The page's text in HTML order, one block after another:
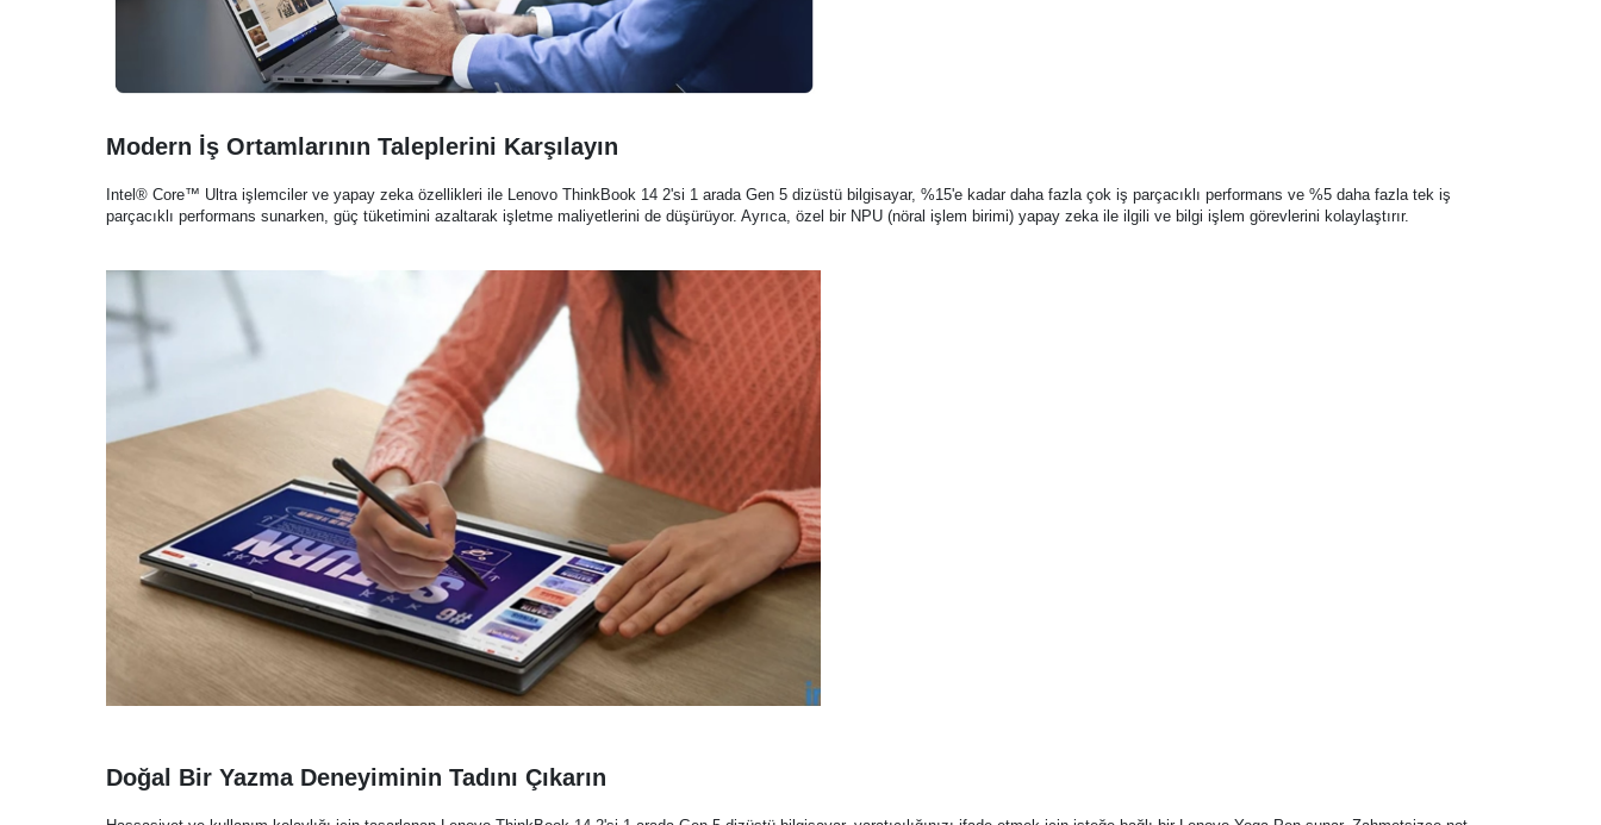
Modern İş Ortamlarının Taleplerini Karşılayın
Intel® Core™ Ultra işlemciler ve yapay zeka özellikleri ile Lenovo ThinkBook 14 2'si 1 arada Gen 5 dizüstü bilgisayar, %15'e kadar daha fazla çok iş parçacıklı performans ve %5 daha fazla tek iş
parçacıklı performans sunarken, güç tüketimini azaltarak işletme maliyetlerini de düşürüyor. Ayrıca, özel bir NPU (nöral işlem birimi) yapay zeka ile ilgili ve bilgi işlem görevlerini kolaylaştırır.
Doğal Bir Yazma Deneyiminin Tadını Çıkarın